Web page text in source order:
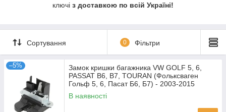
ключі з доставкою по всій Україні!
Сортування 0 Фільтри
–5%
Замок кришки багажника VW GOLF 5, 6,
PASSAT B6, B7, TOURAN (Фольксваген
Гольф 5, 6, Пасат Б6, Б7) - 2003-2015
В наявності